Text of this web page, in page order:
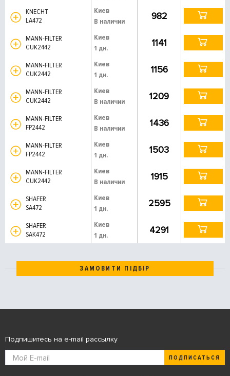
KNECHT
LA472
Киев
В наличии
982
MANN-FILTER
CUK2442
Киев
1 дн.
1141
MANN-FILTER
CUK2442
Киев
1 дн.
1156
MANN-FILTER
CUK2442
Киев
В наличии
1209
MANN-FILTER
FP2442
Киев
В наличии
1436
MANN-FILTER
FP2442
Киев
1 дн.
1503
MANN-FILTER
CUK2442
Киев
В наличии
1915
SHAFER
SA472
Киев
1 дн.
2595
SHAFER
SAK472
Киев
1 дн.
4291
ЗАМОВИТИ ПІДБІР
Подпишитесь на e-mail рассылку
ПОДПИСАТЬСЯ